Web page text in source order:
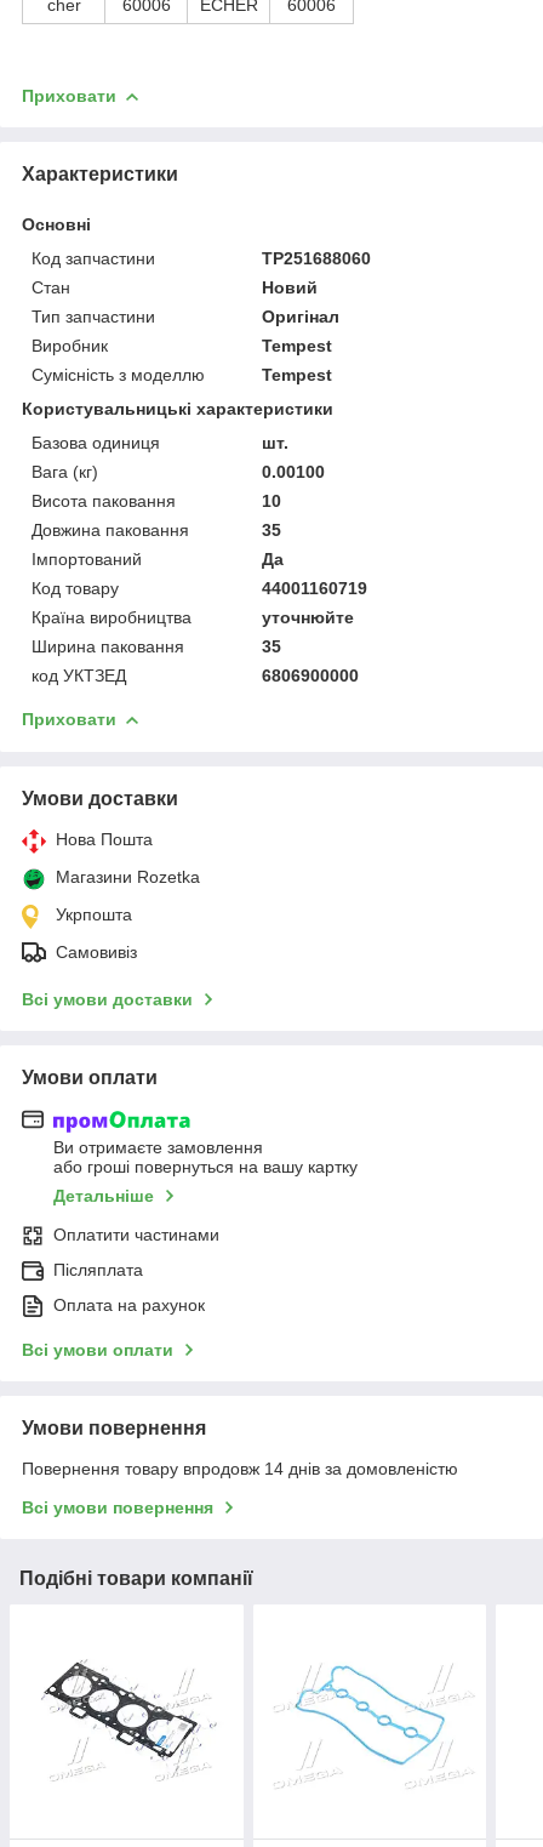
cher 60006 ECHER 60006
Приховати
Характеристики
Основні
Код запчастини
TP251688060
Стан
Новий
Тип запчастини
Оригінал
Виробник
Tempest
Сумісність з моделлю
Tempest
Користувальницькі характеристики
Базова одиниця
шт.
Вага (кг)
0.00100
Висота паковання
10
Довжина паковання
35
Імпортований
Да
Код товару
44001160719
Країна виробництва
уточнюйте
Ширина паковання
35
код УКТЗЕД
6806900000
Приховати
Умови доставки
Нова Пошта
Магазини Rozetka
Укрпошта
Самовивіз
Всі умови доставки
Умови оплати
Ви отримаєте замовлення
або гроші повернуться на вашу картку
Детальніше
Оплатити частинами
Післяплата
Оплата на рахунок
Всі умови оплати
Умови повернення
Повернення товару впродовж 14 днів за домовленістю
Всі умови повернення
Подібні товари компанії